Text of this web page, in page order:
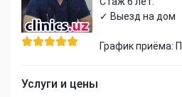
✓ Выезд на дом
График приёма:
Услуги и цены